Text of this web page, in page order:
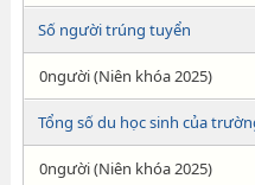
Số người trúng tuyển
0người (Niên khóa 2025)
Tổng số du học sinh của
0người (Niên khóa 2025)